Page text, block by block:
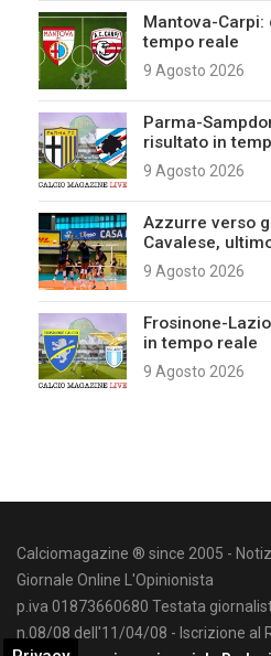
Mantova-
tempo reale
9 Agosto 2026
Parma-
risultato in
9 Agosto 2026
Azzurre verso
Cavalese,
9 Agosto 2026
Frosinone-
in tempo reale
9 Agosto 2026
Calciomagazine ® since 2005 -
Giornale Online L'Opinionista
p.iva 01873660680 Testata
n.08/08 dell'11/04/08 - Iscrizione al